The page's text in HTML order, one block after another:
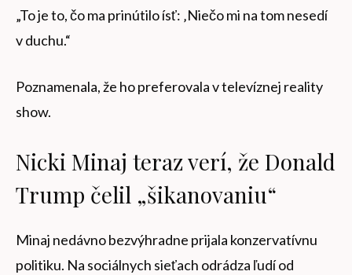
„To je to, čo ma prinútilo ísť: ‚Niečo mi na tom nesedí
v duchu.“
Poznamenala, že ho preferovala v televíznej reality
show.
Nicki Minaj teraz verí, že Donald
Trump čelil „šikanovaniu“
Minaj nedávno bezvýhradne prijala konzervatívnu
politiku. Na sociálnych sieťach odrádza ľudí od